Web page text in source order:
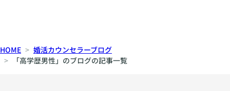
HOME
婚活カウンセラーブログ
「高学歴男性」のブログの記事一覧